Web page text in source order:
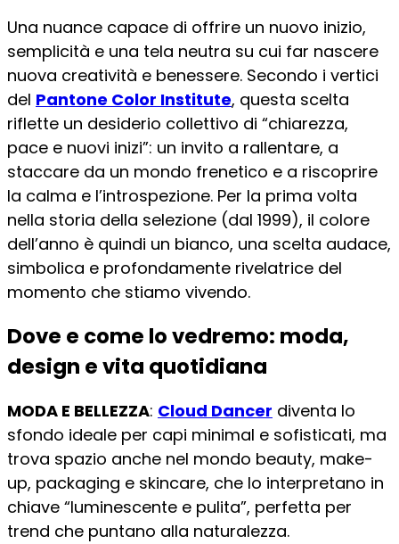
Una nuance capace di offrire un nuovo inizio,
semplicità e una tela neutra su cui far nascere
nuova creatività e benessere. Secondo i vertici
del Pantone Color Institute, questa scelta
riflette un desiderio collettivo di “chiarezza,
pace e nuovi inizi”: un invito a rallentare, a
staccare da un mondo frenetico e a riscoprire
la calma e l’introspezione. Per la prima volta
nella storia della selezione (dal 1999), il colore
dell’anno è quindi un bianco, una scelta audace,
simbolica e profondamente rivelatrice del
momento che stiamo vivendo.
Dove e come lo vedremo: moda,
design e vita quotidiana
MODA E BELLEZZA: Cloud Dancer diventa lo
sfondo ideale per capi minimal e sofisticati, ma
trova spazio anche nel mondo beauty, make-
up, packaging e skincare, che lo interpretano in
chiave “luminescente e pulita”, perfetta per
trend che puntano alla naturalezza.